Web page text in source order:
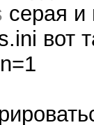
серая и
вот